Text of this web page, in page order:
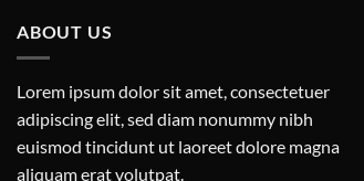
ABOUT US
Lorem ipsum dolor sit amet, consectetuer
adipiscing elit, sed diam nonummy nibh
euismod tincidunt ut laoreet dolore magna
aliquam erat volutpat.